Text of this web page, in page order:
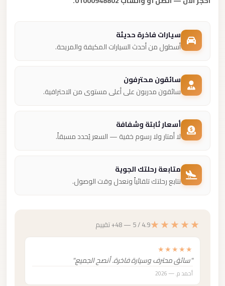
سيارات فاخرة حديثة
أسطول من أحدث السيارات المكيفة والمريحة.
سائقون محترفون
سائقون مدربون على أعلى مستوى من الاحترافية.
أسعار ثابتة وشفافة
لا أمتار ولا رسوم خفية — السعر يُحدد مسبقاً.
متابعة رحلتك الجوية
نتابع رحلتك تلقائياً ونعدل وقت الوصول.
★★★★★4.9 / 5 — 48+ تقييم
★★★★★
"سائق محترف وسيارة فاخرة. أنصح الجميع."
أحمد م. — 2026